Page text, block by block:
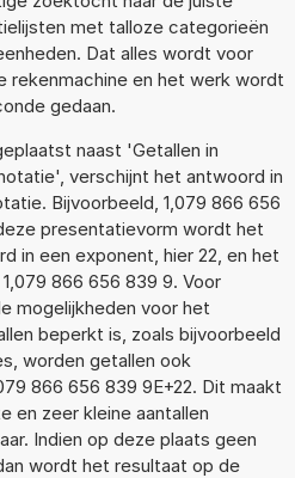
met talloze categorieën
Dat alles wordt voor
rekenmachine en het werk wordt
gedaan.
naast 'Getallen in
verschijnt het antwoord in
Bijvoorbeeld, 1,079 866 656
presentatievorm wordt het
in een exponent, hier 22, en het
866 656 839 9. Voor
mogelijkheden voor het
beperkt is, zoals bijvoorbeeld
worden getallen ook
866 656 839 9E+22. Dit maakt
en zeer kleine aantallen
Indien op deze plaats geen
wordt het resultaat op de